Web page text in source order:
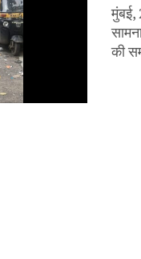
मुंबई,
की